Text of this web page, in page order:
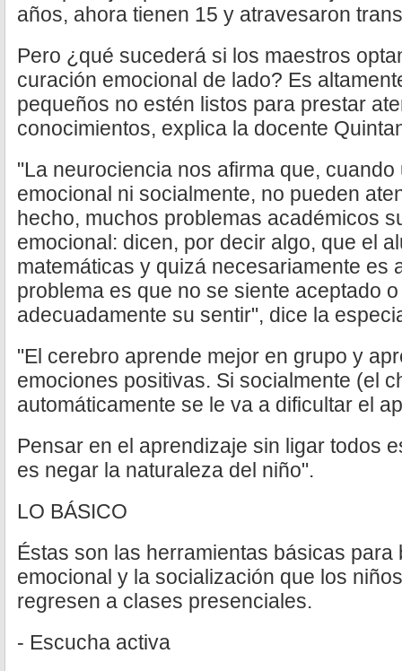
años, ahora tienen 15 y atravesaron
Pero ¿qué sucederá si los maestros
curación emocional de lado? Es
pequeños no estén listos para prestar
conocimientos, explica la docente
"La neurociencia nos afirma que,
emocional ni socialmente, no pueden
hecho, muchos problemas académicos
emocional: dicen, por decir algo, que el
matemáticas y quizá necesariamente es
problema es que no se siente aceptado
adecuadamente su sentir", dice la
"El cerebro aprende mejor en grupo y
emociones positivas. Si socialmente (el
automáticamente se le va a dificultar el
Pensar en el aprendizaje sin ligar todos
es negar la naturaleza del niño".
LO BÁSICO
Éstas son las herramientas básicas
emocional y la socialización que los
regresen a clases presenciales.
- Escucha activa